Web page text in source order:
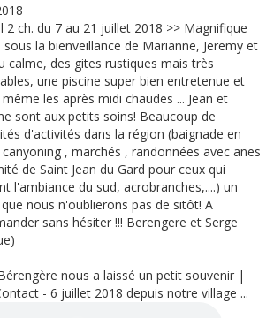
2 ch. du 7 au 21 juillet 2018 >> Magnifique
sous la bienveillance de Marianne, Jeremy et
calme, des gites rustiques mais très
une piscine super bien entretenue et
les après midi chaudes ... Jean et
sont aux petits soins! Beaucoup de
d'activités dans la région (baignade en
, marchés , randonnées avec anes
de Saint Jean du Gard pour ceux qui
l'ambiance du sud, acrobranches,....) un
nous n'oublierons pas de sitôt! A
sans hésiter !!! Berengere et Serge
nous a laissé un petit souvenir |
- 6 juillet 2018 depuis notre village ...